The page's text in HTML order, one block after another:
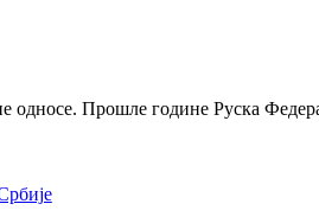
односе. Прошле године Руска